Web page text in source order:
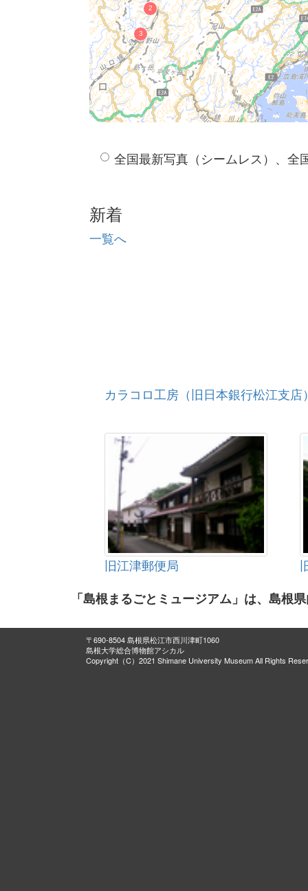
全国最新写真（シームレス）、全
新着
一覧へ
カラコロ工房（旧日本銀行松江支店
旧江津郵便局
「島根まるごとミュージアム」は、島根
〒690-8504 島根県松江市西川津町1060
島根大学総合博物館アシカル
Copyright（C）2021 Shimane University Museum All Rights